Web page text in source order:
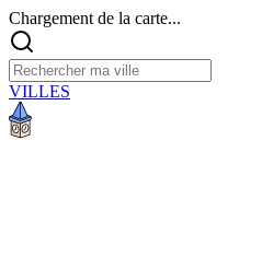
Chargement de la carte...
VILLES